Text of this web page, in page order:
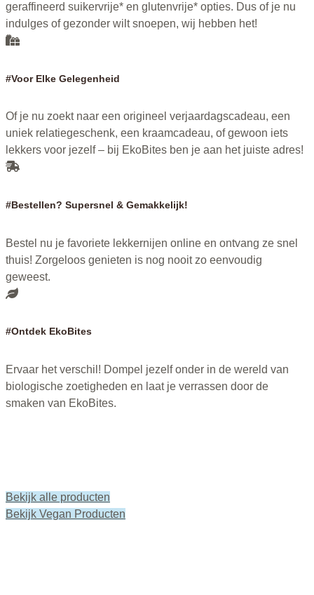
geraffineerd suikervrije* en glutenvrije* opties. Dus of je nu
indulges of gezonder wilt snoepen, wij hebben het!
#Voor Elke Gelegenheid
Of je nu zoekt naar een origineel verjaardagscadeau, een
uniek relatiegeschenk, een kraamcadeau, of gewoon iets
lekkers voor jezelf – bij EkoBites ben je aan het juiste adres!
#Bestellen? Supersnel & Gemakkelijk!
Bestel nu je favoriete lekkernijen online en ontvang ze snel
thuis! Zorgeloos genieten is nog nooit zo eenvoudig
geweest.
#Ontdek EkoBites
Ervaar het verschil! Dompel jezelf onder in de wereld van
biologische zoetigheden en laat je verrassen door de
smaken van EkoBites.
Bekijk alle producten
Bekijk Vegan Producten